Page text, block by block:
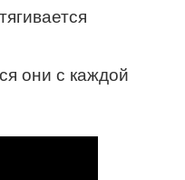
они с каждой